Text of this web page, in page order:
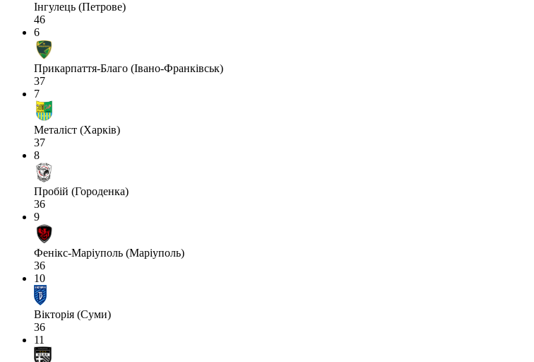
Інгулець (Петрове)
46
6
Прикарпаття-Благо (Івано-Франківськ)
37
7
Металіст (Харків)
37
8
Пробій (Городенка)
36
9
Фенікс-Маріуполь (Маріуполь)
36
10
Вікторія (Суми)
36
11